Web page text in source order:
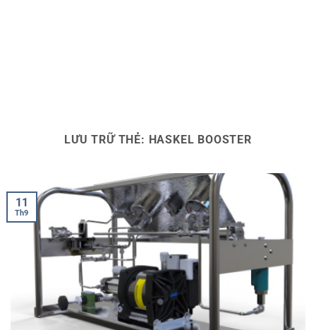
LƯU TRỮ THẺ: HASKEL BOOSTER
11
Th9